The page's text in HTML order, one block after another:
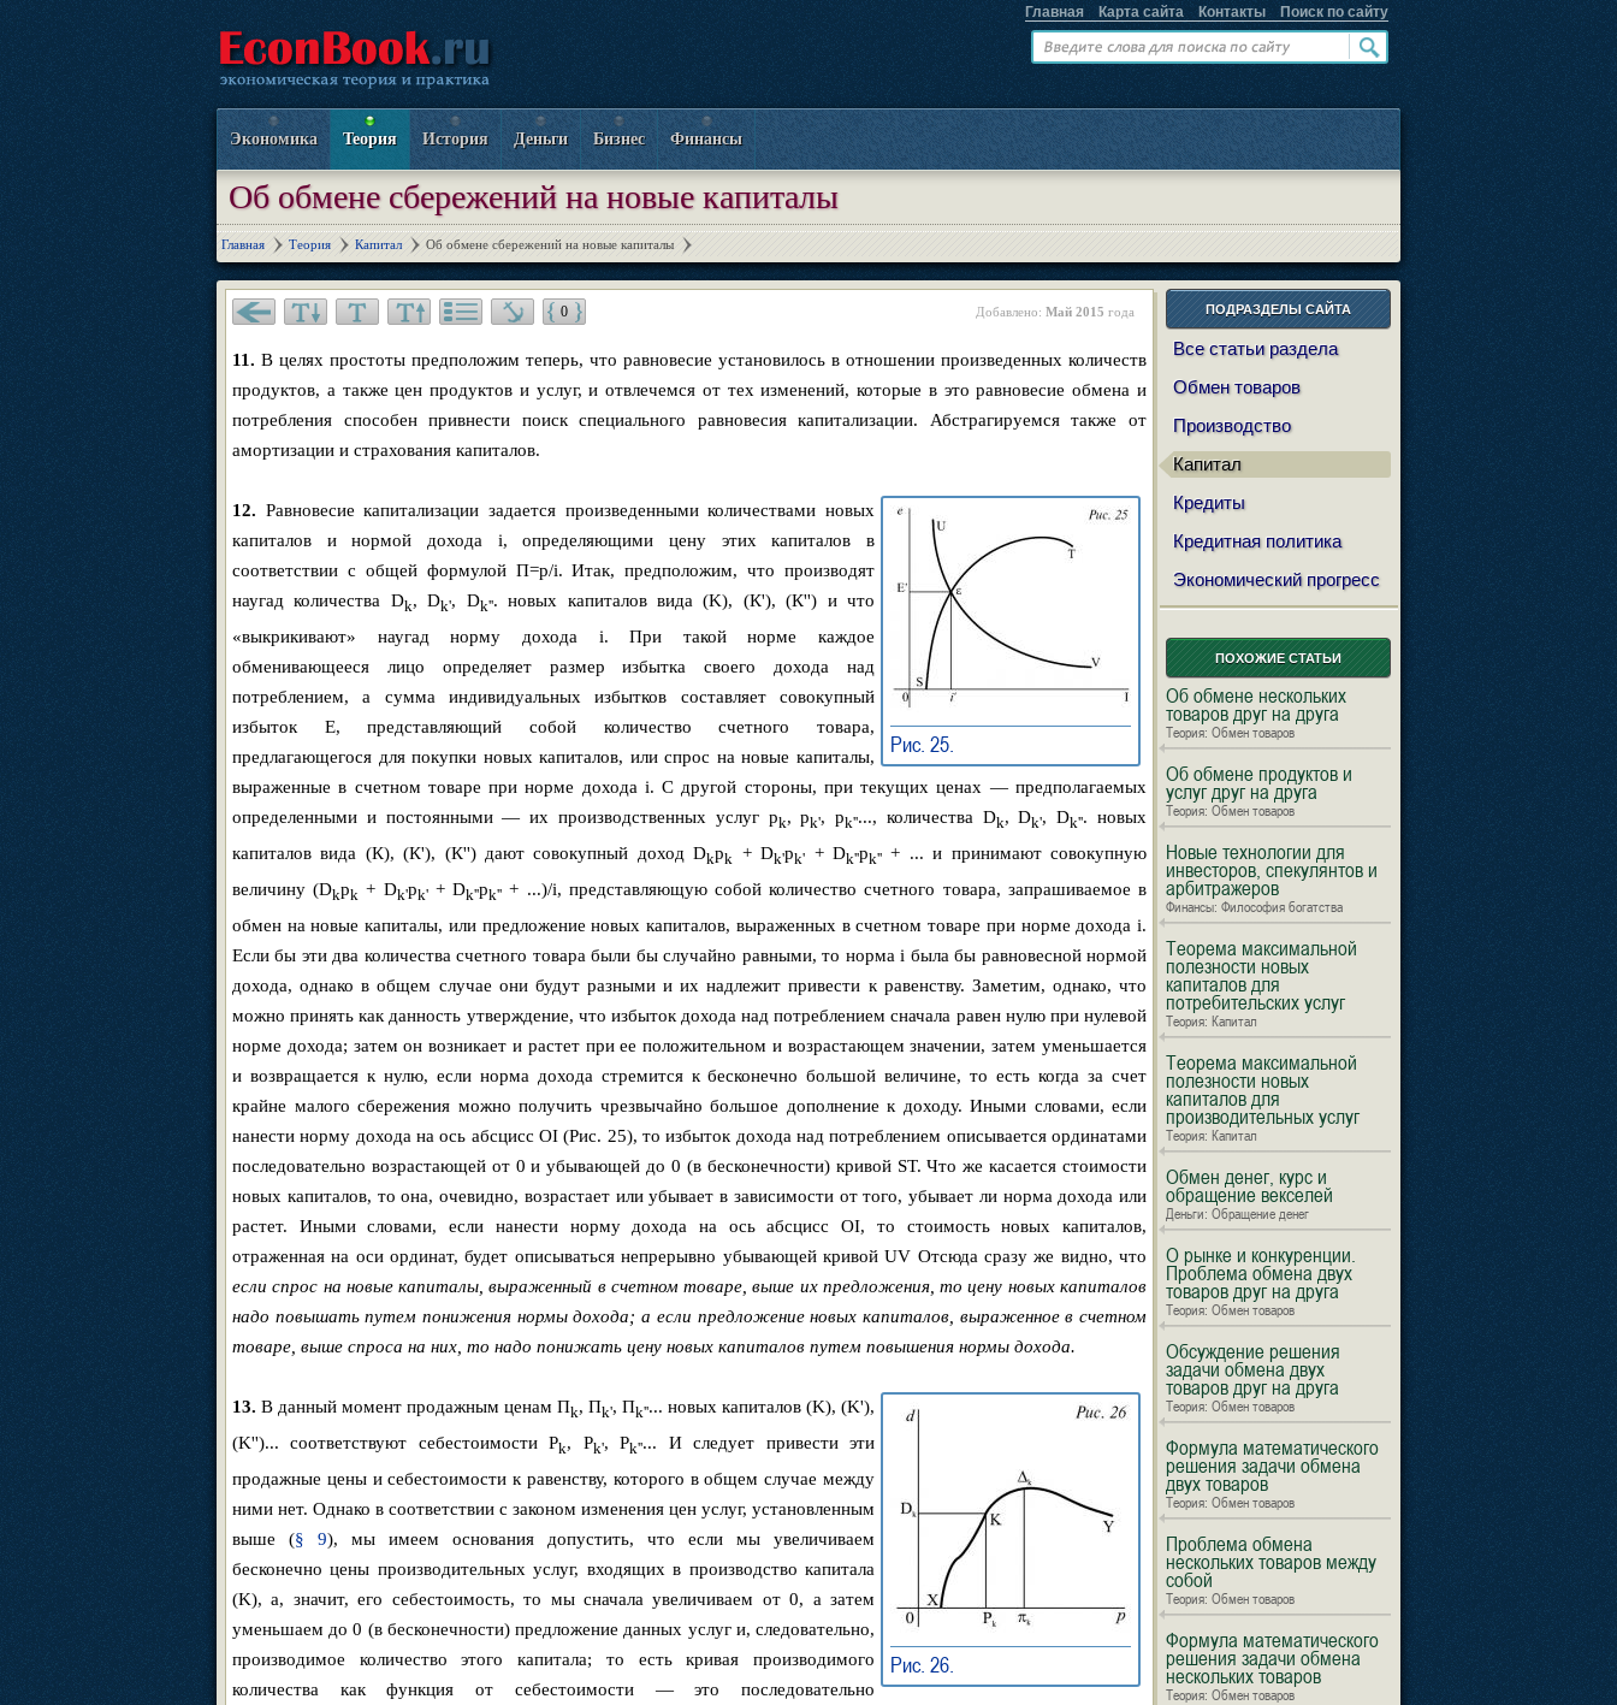
Главная Карта сайта Контакты Поиск по сайту
Экономика Теория История Деньги Бизнес Финансы
Об обмене сбережений на новые капиталы
Главная Теория Капитал Об обмене сбережений на новые капиталы
0 Добавлено: Май 2015 года
11. В целях простоты предположим теперь, что равновесие установилось в отношении произведенных количеств
продуктов, а также цен продуктов и услуг, и отвлечемся от тех изменений, которые в это равновесие обмена и
потребления способен привнести поиск специального равновесия капитализации. Абстрагируемся также от
амортизации и страхования капиталов.
Рис. 25.
12. Равновесие капитализации задается произведенными количествами новых
капиталов и нормой дохода i, определяющими цену этих капиталов в
соответствии с общей формулой Π=p/i. Итак, предположим, что производят
наугад количества Dk, Dk', Dk''. новых капиталов вида (K), (К'), (К'') и что
«выкрикивают» наугад норму дохода i. При такой норме каждое
обменивающееся лицо определяет размер избытка своего дохода над
потреблением, а сумма индивидуальных избытков составляет совокупный
избыток E, представляющий собой количество счетного товара,
предлагающегося для покупки новых капиталов, или спрос на новые капиталы,
выраженные в счетном товаре при норме дохода i. С другой стороны, при текущих ценах — предполагаемых
определенными и постоянными — их производственных услуг pk, pk', pk''..., количества Dk, Dk', Dk''. новых
капиталов вида (К), (К'), (К'') дают совокупный доход Dkpk + Dk'pk' + Dk''pk''+ ... и принимают совокупную
величину (Dkpk + Dk'pk'+ Dk''pk'' + ...)/i, представляющую собой количество счетного товара, запрашиваемое в
обмен на новые капиталы, или предложение новых капиталов, выраженных в счетном товаре при норме дохода i.
Если бы эти два количества счетного товара были бы случайно равными, то норма i была бы равновесной нормой
дохода, однако в общем случае они будут разными и их надлежит привести к равенству. Заметим, однако, что
можно принять как данность утверждение, что избыток дохода над потреблением сначала равен нулю при нулевой
норме дохода; затем он возникает и растет при ее положительном и возрастающем значении, затем уменьшается
и возвращается к нулю, если норма дохода стремится к бесконечно большой величине, то есть когда за счет
крайне малого сбережения можно получить чрезвычайно большое дополнение к доходу. Иными словами, если
нанести норму дохода на ось абсцисс OI (Рис. 25), то избыток дохода над потреблением описывается ординатами
последовательно возрастающей от 0 и убывающей до 0 (в бесконечности) кривой ST. Что же касается стоимости
новых капиталов, то она, очевидно, возрастает или убывает в зависимости от того, убывает ли норма дохода или
растет. Иными словами, если нанести норму дохода на ось абсцисс OI, то стоимость новых капиталов,
отраженная на оси ординат, будет описываться непрерывно убывающей кривой UV Отсюда сразу же видно, что
если спрос на новые капиталы, выраженный в счетном товаре, выше их предложения, то цену новых капиталов
надо повышать путем понижения нормы дохода; а если предложение новых капиталов, выраженное в счетном
товаре, выше спроса на них, то надо понижать цену новых капиталов путем повышения нормы дохода.
Рис. 26.
13. В данный момент продажным ценам Πk, Πk', Πk''... новых капиталов (K), (K'),
(K'')... соответствуют себестоимости Pk, Pk', Pk''... И следует привести эти
продажные цены и себестоимости к равенству, которого в общем случае между
ними нет. Однако в соответствии с законом изменения цен услуг, установленным
выше (§ 9), мы имеем основания допустить, что если мы увеличиваем
бесконечно цены производительных услуг, входящих в производство капитала
(K), а, значит, его себестоимость, то мы сначала увеличиваем от 0, а затем
уменьшаем до 0 (в бесконечности) предложение данных услуг и, следовательно,
производимое количество этого капитала; то есть кривая производимого
количества как функция от себестоимости — это последовательно
ПОДРАЗДЕЛЫ САЙТА
Все статьи раздела
Обмен товаров
Производство
Капитал
Кредиты
Кредитная политика
Экономический прогресс
ПОХОЖИЕ СТАТЬИ
Об обмене нескольких
товаров друг на друга
Теория: Обмен товаров
Об обмене продуктов и
услуг друг на друга
Теория: Обмен товаров
Новые технологии для
инвесторов, спекулянтов и
арбитражеров
Финансы: Философия богатства
Теорема максимальной
полезности новых
капиталов для
потребительских услуг
Теория: Капитал
Теорема максимальной
полезности новых
капиталов для
производительных услуг
Теория: Капитал
Обмен денег, курс и
обращение векселей
Деньги: Обращение денег
О рынке и конкуренции.
Проблема обмена двух
товаров друг на друга
Теория: Обмен товаров
Обсуждение решения
задачи обмена двух
товаров друг на друга
Теория: Обмен товаров
Формула математического
решения задачи обмена
двух товаров
Теория: Обмен товаров
Проблема обмена
нескольких товаров между
собой
Теория: Обмен товаров
Формула математического
решения задачи обмена
нескольких товаров
Теория: Обмен товаров